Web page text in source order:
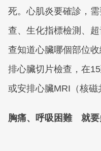
死。心肌炎要確診，
查、生化指標檢測、
查知道心臟哪個部位
排心臟切片檢查，在
或安排心臟MRI（核磁
胸痛、呼吸困難 就要